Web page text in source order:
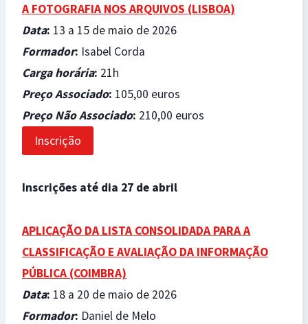
A FOTOGRAFIA NOS ARQUIVOS (LISBOA)
Data: 13 a 15 de maio de 2026
Formador: Isabel Corda
Carga horária: 21h
Preço Associado: 105,00 euros
Preço Não Associado: 210,00 euros
Inscrição
Inscrições até dia 27 de abril
APLICAÇÃO DA LISTA CONSOLIDADA PARA A
CLASSIFICAÇÃO E AVALIAÇÃO DA INFORMAÇÃO
PÚBLICA (COIMBRA)
Data: 18 a 20 de maio de 2026
Formador: Daniel de Melo